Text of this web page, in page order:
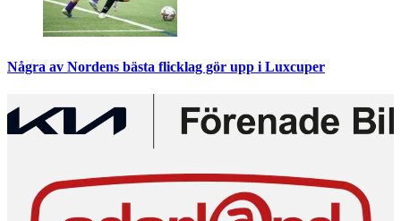
Några av Nordens bästa flicklag gör upp i Luxcuper